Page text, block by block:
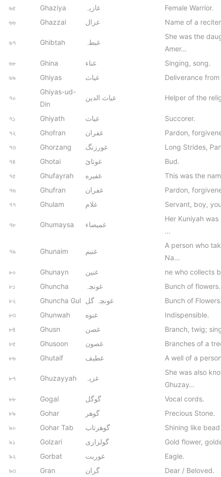
৬৫ Ghaziya غازیہ
Female Warrior.
৬৬
Ghazzal غزال Name of a
৬৭ Ghibtah غبطہ
She was the
Amer…
৬৮
Ghina غناء
Singing, song.
৬৯
Ghiyas غیاث Deliverance
৭০
Ghiyas-ud-
Din
غیاث الدین Helper of the
৭১ Ghiyath غياث
Succorer.
৭২
Ghofran غفران
Pardon,
৭৩
Ghorzang غورزنگ
Long Strides,
৭৪
Ghotai غوتائ
Bud.
৭৫
Ghufayrah غفیره
This was the
৭৬
Ghufran غفران
Pardon,
৭৭
Ghulam غلام Servant, boy,
৭৮ Ghumaysa غمیصاء
Her Kuniyah was
…
৭৯ Ghunaim غنیم
A person who
Na…
৮০
Ghunayn غنین
ne who collects
৮১
Ghuncha غونچہ
Bunch of flowers.
৮২
Ghuncha Gul غونچہ گل
Bunch of
৮৩
Ghunwah غنوه
Indispensible.
৮৪
Ghusn غصن
Branch, twig;
৮৫
Ghusoon غصون
Branches of a
৮৬
Ghutaif غطیف A well of a
৮৭ Ghuzayyah غزیہ
She was also
Ghuzay…
৮৮
Gogal گوگل
Vocal cords.
৮৯
Gohar گوھر
Precious Stone.
৯০
Gohar Tab گوھرتاب
Shining like
৯১
Golzari گولزاری
Gold flower,
৯২
Gorbat غوربت
Eagle.
৯৩
Gran گران
Dear / Beloved.